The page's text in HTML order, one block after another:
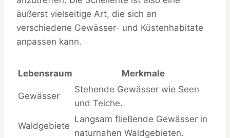
äußerst vielseitige Art, die sich an
verschiedene Gewässer- und Küstenhabitate
anpassen kann.
Lebensraum Merkmale
Gewässer
Stehende Gewässer wie Seen
und Teiche.
Waldgebiete
Langsam fließende Gewässer in
naturnahen Waldgebieten.